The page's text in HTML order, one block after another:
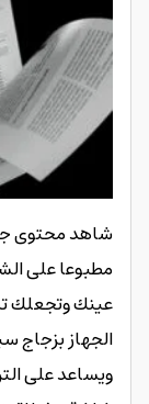
شاهد محتوى
مطبوعا على
عينك وتجعلك
الجهاز بزجاج
ويساعد على